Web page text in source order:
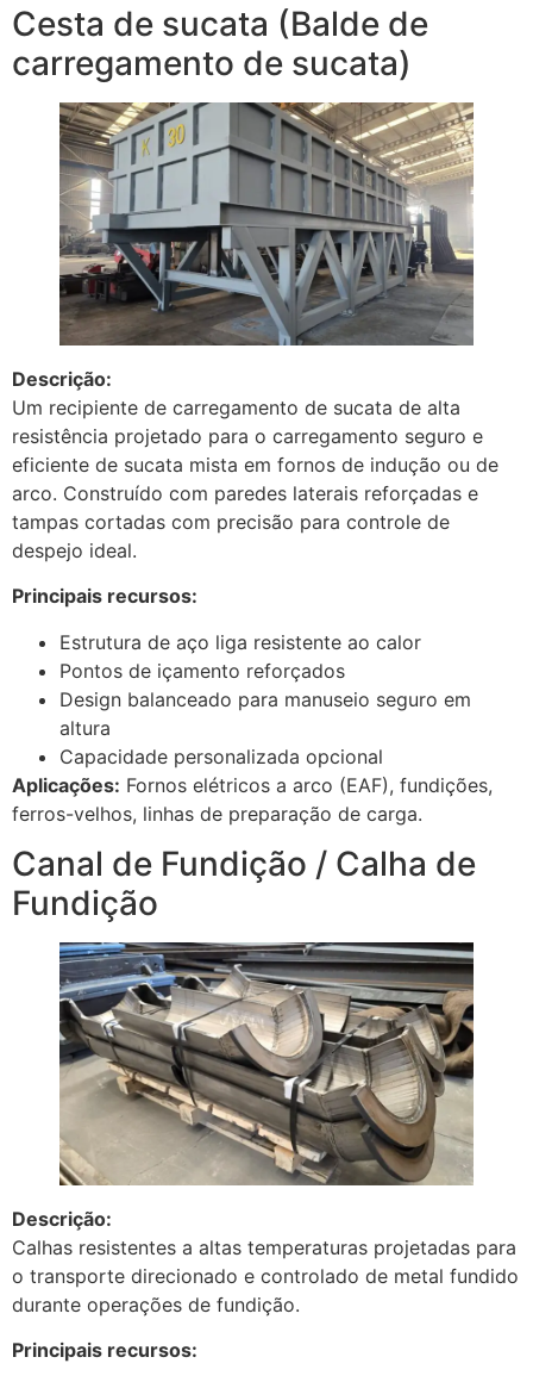
Cesta de sucata (Balde de
carregamento de sucata)
Descrição:
Um recipiente de carregamento de sucata de alta
resistência projetado para o carregamento seguro e
eficiente de sucata mista em fornos de indução ou de
arco. Construído com paredes laterais reforçadas e
tampas cortadas com precisão para controle de
despejo ideal.
Principais recursos:
Estrutura de aço liga resistente ao calor
Pontos de içamento reforçados
Design balanceado para manuseio seguro em
altura
Capacidade personalizada opcional
Aplicações: Fornos elétricos a arco (EAF), fundições,
ferros-velhos, linhas de preparação de carga.
Canal de Fundição / Calha de
Fundição
Descrição:
Calhas resistentes a altas temperaturas projetadas para
o transporte direcionado e controlado de metal fundido
durante operações de fundição.
Principais recursos: